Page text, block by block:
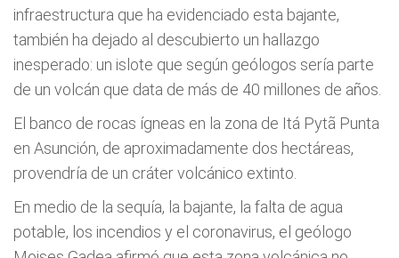
infraestructura que ha evidenciado esta bajante,
también ha dejado al descubierto un hallazgo
inesperado: un islote que según geólogos sería parte
de un volcán que data de más de 40 millones de años.
El banco de rocas ígneas en la zona de Itá Pytã Punta
en Asunción, de aproximadamente dos hectáreas,
provendría de un cráter volcánico extinto.
En medio de la sequía, la bajante, la falta de agua
potable, los incendios y el coronavirus, el geólogo